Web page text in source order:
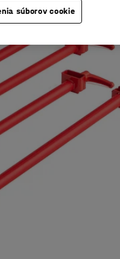
súborov cookie